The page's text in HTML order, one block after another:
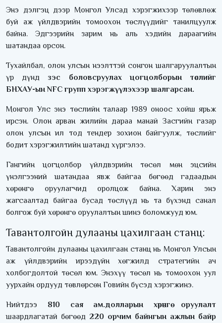
Энэ дэлгэц дээр Монгол Улсад хэрэгжихээр төлөвлөж
буй аж үйлдвэрийн томоохон төслүүдийг танилцуулж
байна. Эдгээрийн зарим нь аль хэдийн дараагийн
шатандаа орсон.
Тухайлбал, олон улсын нээлттэй сонгон шалгаруулалтын
үр дүнд зэс боловсруулах цогцолборын төслийг
БНХАУ-ын NFC групп хэрэгжүүлэхээр шалгарсан.
Монгол Улс энэ төслийн талаар 1989 оноос хойш ярьж
ирсэн. Олон арван жилийн дараа манай Засгийн газар
олон улсын ил тод тендер зохион байгуулж, төслийг
бодит хэрэгжилтийн шатанд хүргэлээ.
Гангийн цогцолбор үйлдвэрийн төсөл мөн эцсийн
үнэлгээний шатандаа явж байгаа бөгөөд гадаадын
хөрөнгө оруулагчид оролцож байна. Харин энэ
жагсаалтад байгаа бусад төслүүд нь та бүхэнд санал
болгож буй хөрөнгө оруулалтын шинэ боломжууд юм.
Тавантолгойн дулааны цахилгаан станц:
Тавантолгойн дулааны цахилгаан станц нь Монгол Улсын
аж үйлдвэрийн ирээдүйн хөгжилд стратегийн ач
холбогдолтой төсөл юм. Энэхүү төсөл нь томоохон уул
уурхайн ордууд төвлөрсөн Говийн бүсэд хэрэгжинэ.
Нийтдээ 810 сая ам.долларын хөрөнгө оруулалт
шаардлагатай бөгөөд 220 орчим байнгын ажлын байр